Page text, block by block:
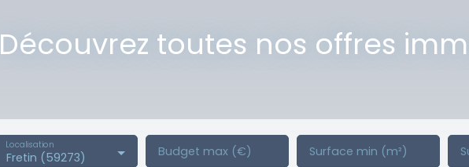
Découvrez toutes nos offres
Fretin (59273)
Localisation Budget max (€) Surface min (m²)